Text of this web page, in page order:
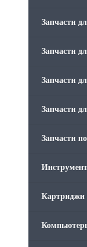
Запчасти
Запчасти
Запчасти
Запчасти
Запчасти
Картриджи